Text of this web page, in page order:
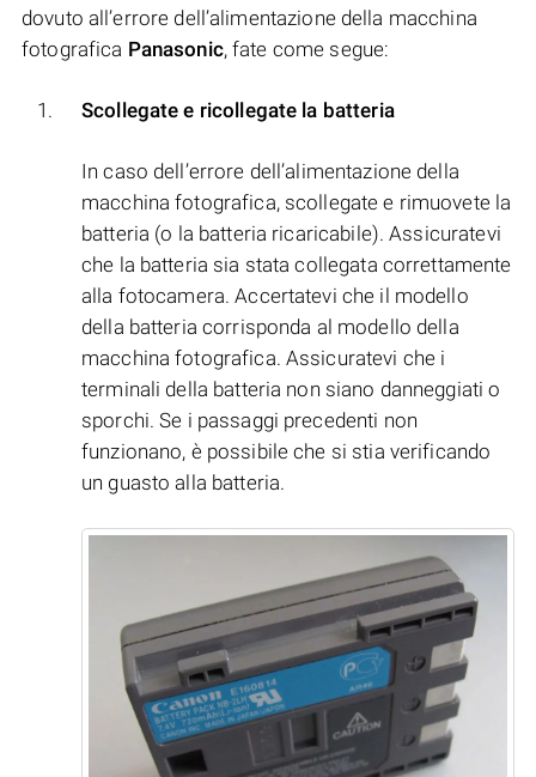
dovuto all’errore dell’alimentazione della macchina
fotografica Panasonic, fate come segue:
Scollegate e ricollegate la batteria
In caso dell’errore dell’alimentazione della
macchina fotografica, scollegate e rimuovete la
batteria (o la batteria ricaricabile). Assicuratevi
che la batteria sia stata collegata correttamente
alla fotocamera. Accertatevi che il modello
della batteria corrisponda al modello della
macchina fotografica. Assicuratevi che i
terminali della batteria non siano danneggiati o
sporchi. Se i passaggi precedenti non
funzionano, è possibile che si stia verificando
un guasto alla batteria.